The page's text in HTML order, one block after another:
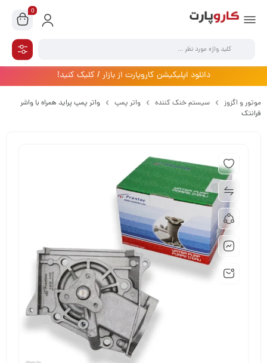
0
دانلود اپلیکیشن کاروپارت از بازار / کلیک کنید!
موتور و اگزوز سیستم خنک کننده واتر پمپ
واتر پمپ پراید همراه با واشر
فرانتک